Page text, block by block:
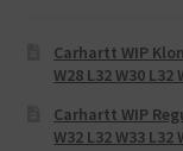
Carhartt WIP
W28 L32 W30 L32
Carhartt WIP
W32 L32 W33 L32